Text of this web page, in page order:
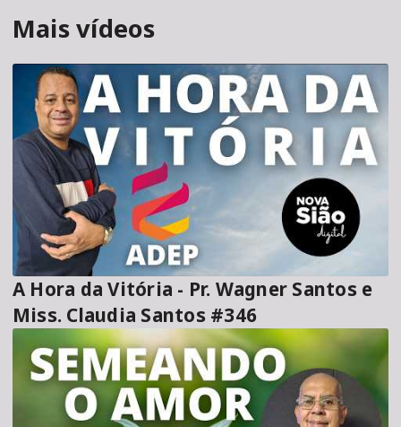
Mais vídeos
A Hora da Vitória - Pr. Wagner Santos e
Miss. Claudia Santos #346